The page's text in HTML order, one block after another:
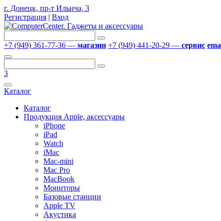
г. Донецк, пр-т Ильича, 3
Регистрация | Вход
+7 (949) 361-77-36 — магазин +7 (949) 441-20-29 — сервис
3
Каталог
Каталог
Продукция Apple, аксессуары
iPhone
iPad
Watch
iMac
Mac-mini
Mac Pro
MacBook
Мониторы
Базовые станции
Apple TV
Акустика